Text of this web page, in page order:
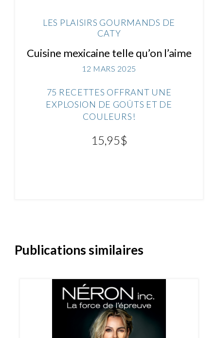
LES PLAISIRS GOURMANDS DE
CATY
Cuisine mexicaine telle qu’on l’aime
12 MARS 2025
75 RECETTES OFFRANT UNE
EXPLOSION DE GOÛTS ET DE
COULEURS!
15,95$
Publications similaires